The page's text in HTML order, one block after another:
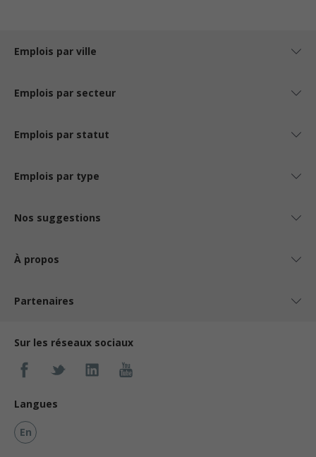
Emplois par ville
Emplois par secteur
Emplois par statut
Emplois par type
Nos suggestions
À propos
Partenaires
Sur les réseaux sociaux
Langues
En